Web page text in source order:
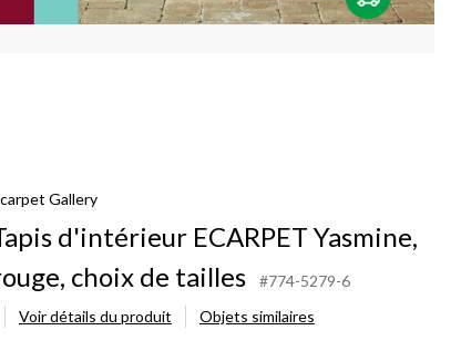
Gallery
d'intérieur ECARPET Yasmine,
choix de tailles
#774-5279-6
Voir détails du produit
Objets similaires